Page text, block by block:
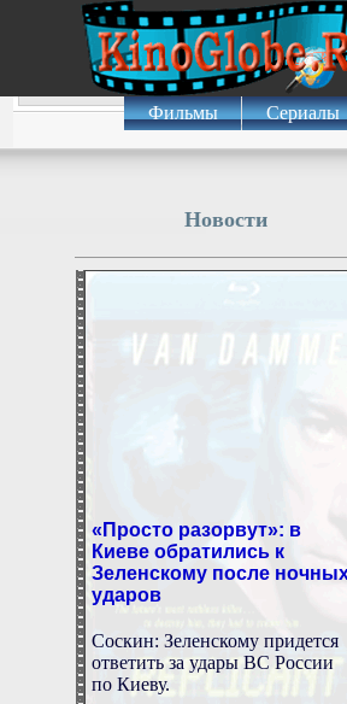
Фильмы Сериалы
Новости
«Просто разорвут»: в
Киеве обратились к
Зеленскому после
ударов
Соскин: Зеленскому придется
ответить за удары ВС России
по Киеву.